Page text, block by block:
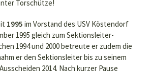
Torschütze!
1995 im Vorstand des USV Köstendorf
1995 gleich zum Sektionsleiter-
1994 und 2000 betreute er zudem die
er den Sektionsleiter bis zu seinem
2014. Nach kurzer Pause